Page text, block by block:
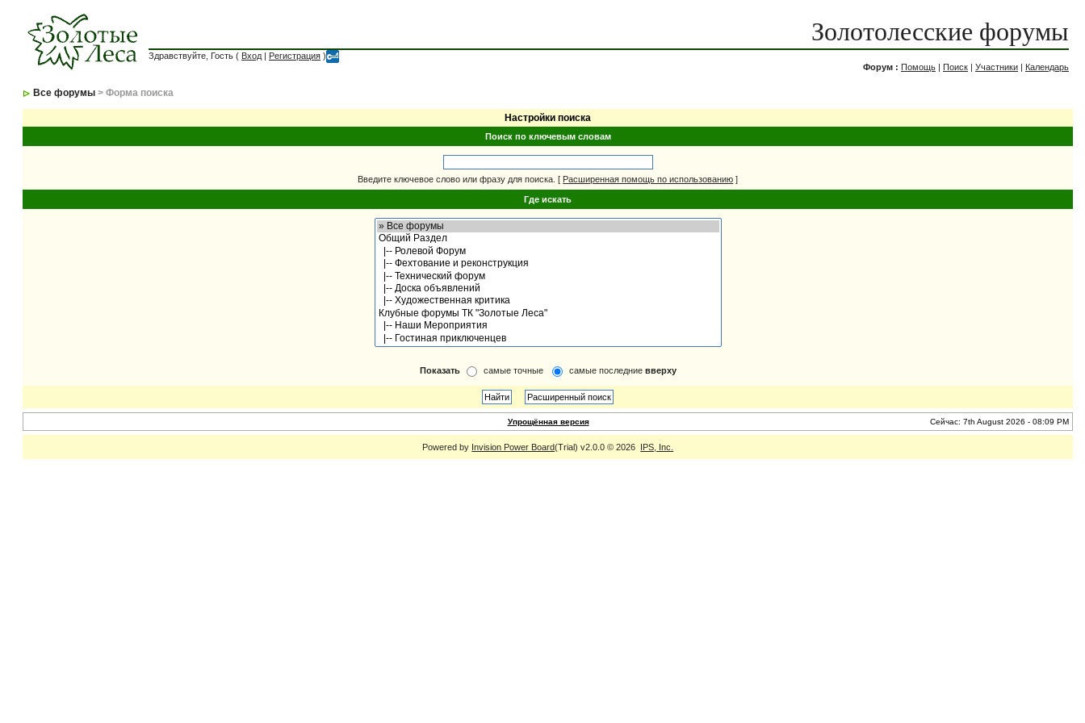
Золотолесские форумы
Здравствуйте, Гость ( Вход | Регистрация )
Форум : Помощь | Поиск | Участники | Календарь
Все форумы > Форма поиска
Настройки поиска
Поиск по ключевым словам
Введите ключевое слово или фразу для поиска. [ Расширенная помощь по использованию ]
Где искать
Показать самые точные самые последние вверху
Упрощённая версия Сейчас: 7th August 2026 - 08:09 PM
Powered by Invision Power Board(Trial) v2.0.0 © 2026 IPS, Inc.